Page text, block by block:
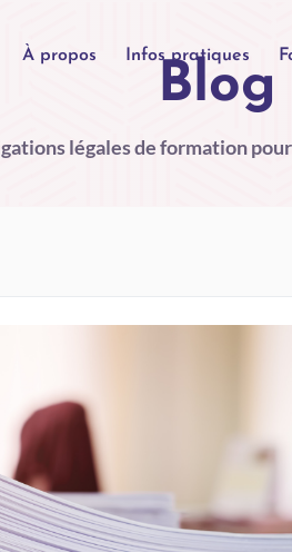
À propos Infos pratiques
Blog
légales de formation